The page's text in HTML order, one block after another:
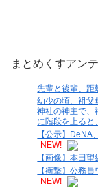
まとめくすアン
先輩と後輩、距
幼少の頃、祖父
神社の神主で、
に階段を上ると
【公示】
NEW!
【画像】本田
【衝撃】公務
NEW!